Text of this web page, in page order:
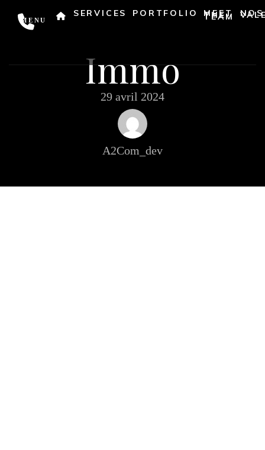
MENU
SERVICES PORTFOLIO MEET
THE
TEAM NOS
Immo
29 avril 2024
A2Com_dev